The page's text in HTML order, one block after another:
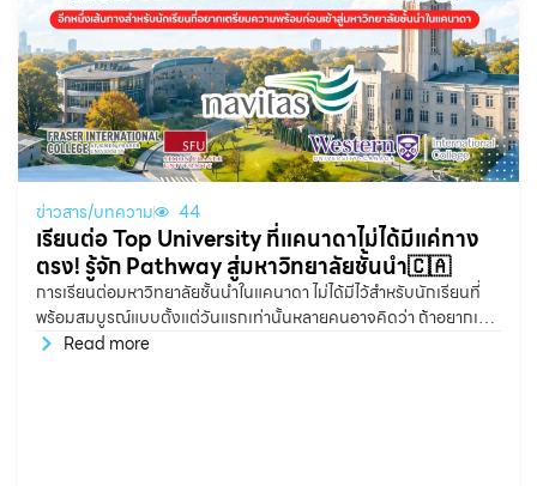
ข่าวสาร/บทความ 44
เรียนต่อ Top University ที่แคนาดาไม่ได้มีแค่ทาง
ตรง! รู้จัก Pathway สู่มหาวิทยาลัยชั้นนำ🇨🇦
การเรียนต่อมหาวิทยาลัยชั้นนำในแคนาดา ไม่ได้มีไว้สำหรับนักเรียนที่
พร้อมสมบูรณ์แบบตั้งแต่วันแรกเท่านั้นหลายคนอาจคิดว่า ถ้าอยากเข้า
Top University จะต้องมีเกรดสูงมาก ภาษาอังกฤษดีมาก และพร้อม
Read more